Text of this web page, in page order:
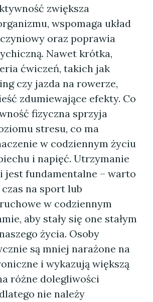
zwiększa
wspomaga układ
oraz poprawia
Nawet krótka,
ćwiczeń, takich jak
czy jazda na rowerze,
zdumiewające efekty. Co
fizyczna sprzyja
stresu, co ma
w codziennym życiu
i napięć. Utrzymanie
jest fundamentalne – warto
na sport lub
w codziennym
aby stały się one stałym
życia. Osoby
są mniej narażone na
i wykazują większą
różne dolegliwości
nie należy